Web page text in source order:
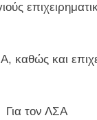
και
Για τον ΛΣΑ